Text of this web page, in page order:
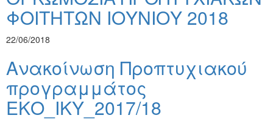
ΦΟΙΤΗΤΩΝ ΙΟΥΝΙΟΥ 2018
22/06/2018
Ανακοίνωση Προπτυχιακού
προγραμμάτος
ΕΚΟ_ΙΚΥ_2017/18